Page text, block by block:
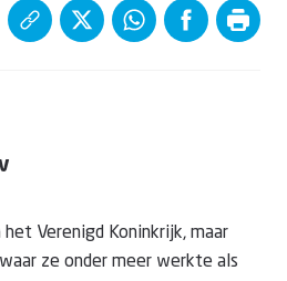
het Verenigd Koninkrijk, maar
ze onder meer werkte als